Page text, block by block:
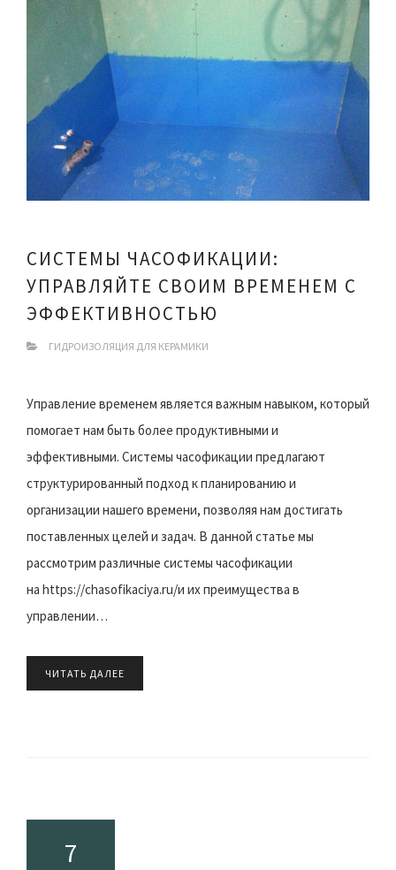
СИСТЕМЫ ЧАСОФИКАЦИИ:
УПРАВЛЯЙТЕ СВОИМ ВРЕМЕНЕМ С
ЭФФЕКТИВНОСТЬЮ
ГИДРОИЗОЛЯЦИЯ ДЛЯ КЕРАМИКИ
Управление временем является важным навыком, который
помогает нам быть более продуктивными и
эффективными. Системы часофикации предлагают
структурированный подход к планированию и
организации нашего времени, позволяя нам достигать
поставленных целей и задач. В данной статье мы
рассмотрим различные системы часофикации
на https://chasofikaciya.ru/и их преимущества в
управлении…
ЧИТАТЬ ДАЛЕЕ
7